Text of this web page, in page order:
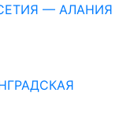
— АЛАНИЯ